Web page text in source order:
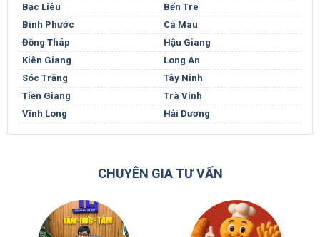
Bạc Liêu
Bến Tre
Bình Phước
Cà Mau
Đồng Tháp
Hậu Giang
Kiên Giang
Long An
Sóc Trăng
Tây Ninh
Tiền Giang
Trà Vinh
Vĩnh Long
Hải Dương
CHUYÊN GIA TƯ VẤN